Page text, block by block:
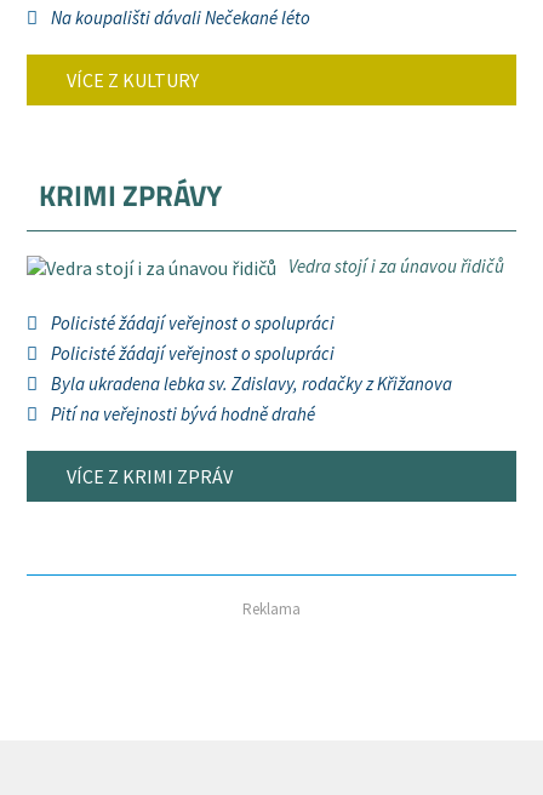
Na koupališti dávali Nečekané léto
VÍCE Z KULTURY
KRIMI ZPRÁVY
Vedra stojí i za únavou řidičů
Policisté žádají veřejnost o spolupráci
Policisté žádají veřejnost o spolupráci
Byla ukradena lebka sv. Zdislavy, rodačky z Křižanova
Pití na veřejnosti bývá hodně drahé
VÍCE Z KRIMI ZPRÁV
Reklama